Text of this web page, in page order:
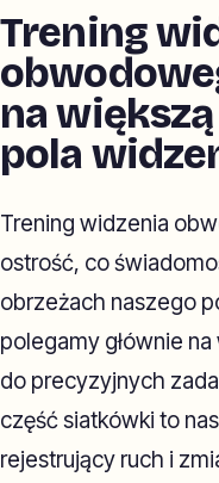
Trening
na
pola
Trening widzenia
ostrość, co
obrzeżach naszego
polegamy głównie
do precyzyjnych
część siatkówki to
rejestrujący ruch i